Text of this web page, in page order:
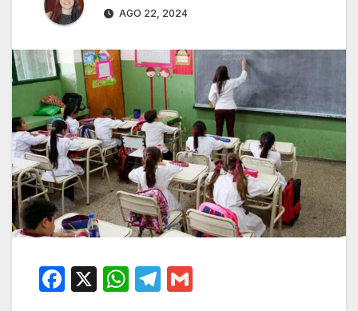
AGO 22, 2024
F
X
W T